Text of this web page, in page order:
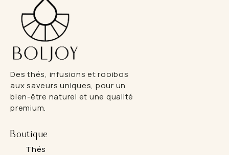
Des thés, infusions et rooibos
aux saveurs uniques, pour un
bien-être naturel et une qualité
premium.
Boutique
Thés